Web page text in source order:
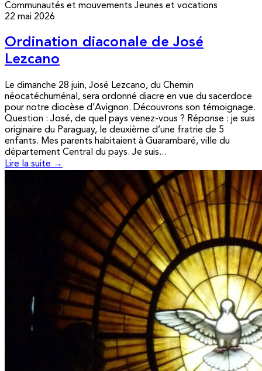
Communautés et mouvements Jeunes et vocations
22 mai 2026
Ordination diaconale de José
Lezcano
Le dimanche 28 juin, José Lezcano, du Chemin
néocatéchuménal, sera ordonné diacre en vue du sacerdoce
pour notre diocèse d’Avignon. Découvrons son témoignage.
Question : José, de quel pays venez-vous ? Réponse : je suis
originaire du Paraguay, le deuxième d’une fratrie de 5
enfants. Mes parents habitaient à Guarambaré, ville du
département Central du pays. Je suis...
Lire la suite →